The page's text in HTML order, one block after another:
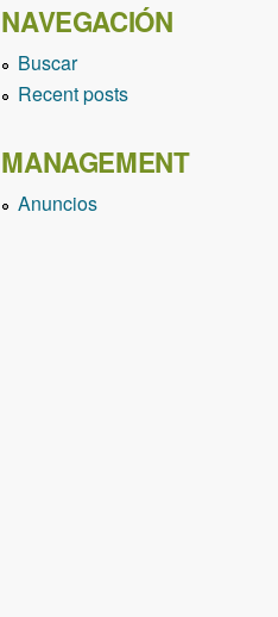
NAVEGACIÓN
Buscar
Recent posts
MANAGEMENT
Anuncios